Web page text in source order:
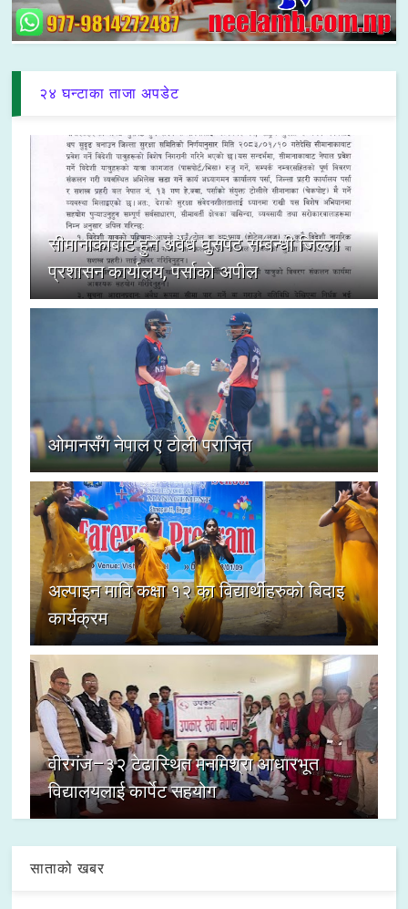
२४ घन्टाका ताजा अपडेट
सीमानाकाबाट हुने अवैध घुसपैठ सम्बन्धी जिल्ला
प्रशासन कार्यालय, पर्साको अपील
ओमानसँग नेपाल ए टोली पराजित
अल्पाइन मावि कक्षा १२ का विद्यार्थीहरुको बिदाइ
कार्यक्रम
वीरगंज–३२ टेढास्थित मनमिश्रा आधारभूत
विद्यालयलाई कार्पेट सहयोग
साताको खबर